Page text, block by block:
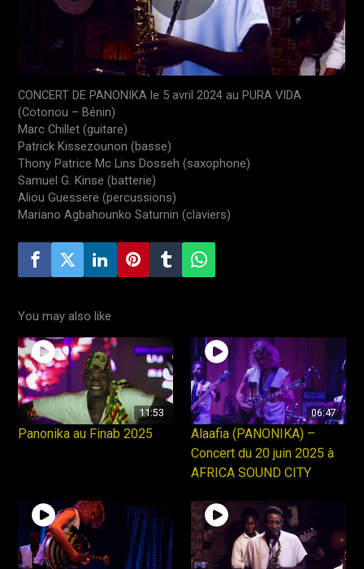
CONCERT DE PANONIKA le 5 avril 2024 au PURA VIDA
(Cotonou – Bénin)
Marc Chillet (guitare)
Patrick Kissezounon (basse)
Thony Patrice Mc Lins Dosseh (saxophone)
Samuel G. Kinse (batterie)
Aliou Guessere (percussions)
Mariano Agbahounko Saturnin (claviers)
You may also like
11:53
Panonika au Finab 2025
06:47
Alaafia (PANONIKA) –
Concert du 20 juin 2025 à
AFRICA SOUND CITY